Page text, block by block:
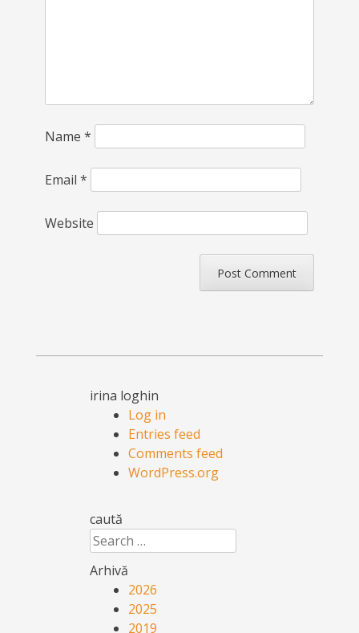
Name *
Email *
Website
irina loghin
Log in
Entries feed
Comments feed
WordPress.org
caută
Search
Arhivă
2026
2025
2019